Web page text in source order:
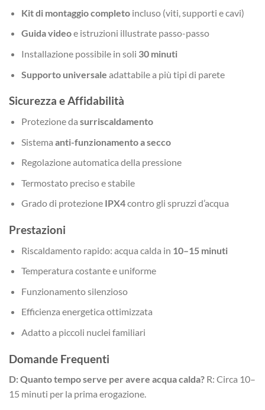
Kit di montaggio completoincluso (viti, supporti e cavi)
Guida videoe istruzioni illustrate passo-passo
Installazione possibile in soli 30 minuti
Supporto universale adattabile a più tipi di parete
Sicurezza e Affidabilità
Protezione da surriscaldamento
Sistema anti-funzionamento a secco
Regolazione automatica della pressione
Termostato preciso e stabile
Grado di protezione IPX4contro gli spruzzi d’acqua
Prestazioni
Riscaldamento rapido: acqua calda in 10–15 minuti
Temperatura costante e uniforme
Funzionamento silenzioso
Efficienza energetica ottimizzata
Adatto a piccoli nuclei familiari
Domande Frequenti
D: Quanto tempo serve per avere acqua calda? R: Circa 10–
15 minuti per la prima erogazione.